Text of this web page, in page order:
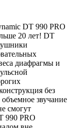
DT 990 PRO
20 лет! DT
диафрагмы и
без
звучание
смогут
990 PRO